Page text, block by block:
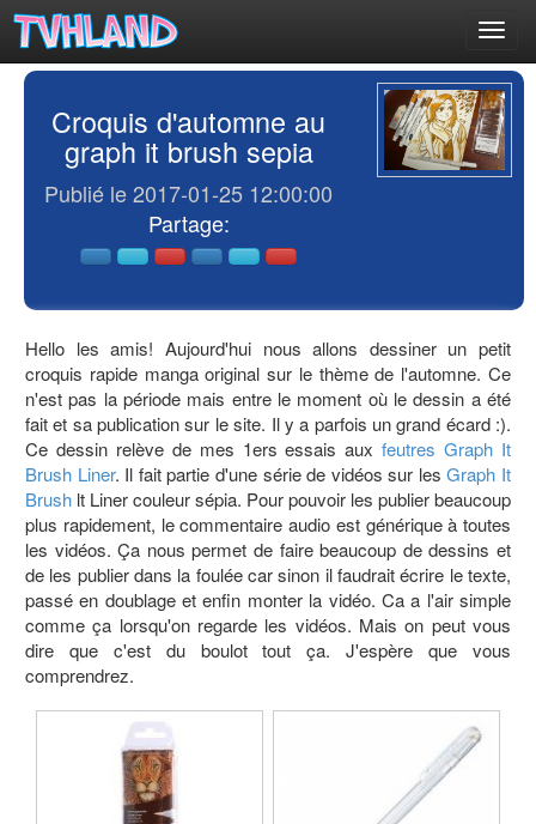
Croquis d'automne au
graph it brush sepia
Publié le 2017-01-25 12:00:00
Partage:
Hello les amis! Aujourd'hui nous allons dessiner un petit
croquis rapide manga original sur le thème de l'automne. Ce
n'est pas la période mais entre le moment où le dessin a été
fait et sa publication sur le site. Il y a parfois un grand écard :).
Ce dessin relève de mes 1ers essais auxfeutres Graph It
Brush Liner. Il fait partie d'une série de vidéos sur lesGraph It
Brush lt Liner couleur sépia. Pour pouvoir les publier beaucoup
plus rapidement, le commentaire audio est générique à toutes
les vidéos. Ça nous permet de faire beaucoup de dessins et
de les publier dans la foulée car sinon il faudrait écrire le texte,
passé en doublage et enfin monter la vidéo. Ca a l'air simple
comme ça lorsqu'on regarde les vidéos. Mais on peut vous
dire que c'est du boulot tout ça. J'espère que vous
comprendrez.